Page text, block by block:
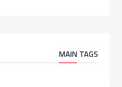
MAIN TAGS